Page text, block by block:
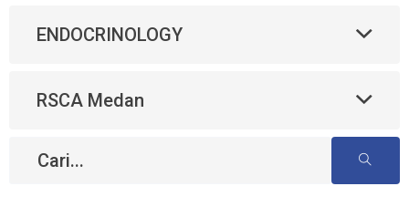
ENDOCRINOLOGY
RSCA Medan